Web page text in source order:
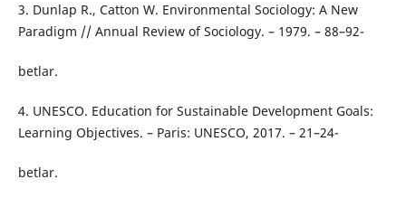
3. Dunlap R., Catton W. Environmental Sociology: A New
Paradigm // Annual Review of Sociology. – 1979. – 88–92-
betlar.
4. UNESCO. Education for Sustainable Development Goals:
Learning Objectives. – Paris: UNESCO, 2017. – 21–24-
betlar.